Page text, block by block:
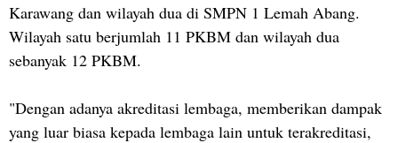
Karawang dan wilayah dua di SMPN 1 Lemah Abang.
Wilayah satu berjumlah 11 PKBM dan wilayah dua
sebanyak 12 PKBM.
"Dengan adanya akreditasi lembaga, memberikan dampak
yang luar biasa kepada lembaga lain untuk terakreditasi,